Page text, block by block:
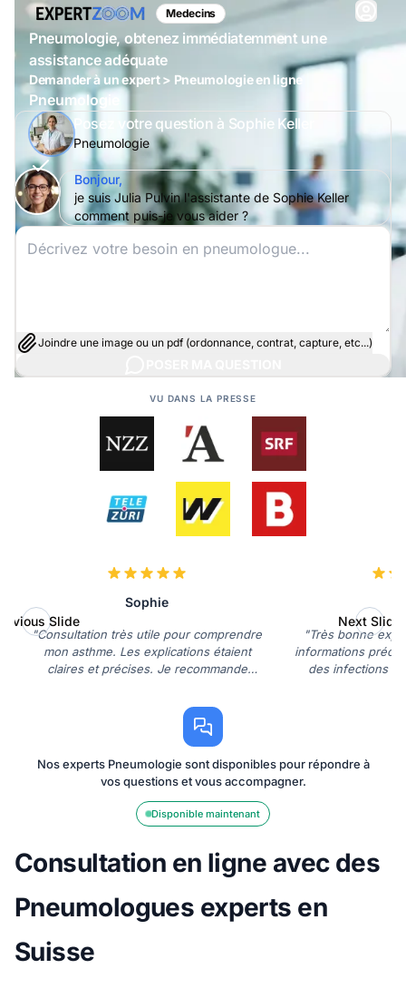
Medecins
Pneumologie, obtenez immédiatemment une
assistance adéquate
Demander à un expert > Pneumologie en ligne
Pneumologie
Posez votre question à Sophie Keller
Pneumologie
Bonjour,
je suis Julia Pulvin l'assistante de Sophie Keller
comment puis-je vous aider ?
Joindre une image ou un pdf (ordonnance, contrat, capture, etc...)
VU DANS LA PRESSE
Sophie
"Consultation très utile pour comprendre
mon asthme. Les explications étaient
claires et précises. Je recommande
"Très bonne
informations
des infections
Slide Next Slide
Nos experts Pneumologie sont disponibles pour répondre à
vos questions et vous accompagner.
Disponible maintenant
Consultation en ligne avec des
Pneumologues experts en
Suisse